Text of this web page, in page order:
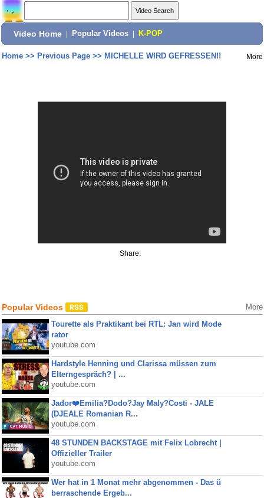
Video Home Popular Videos K-POP
Home>> Previous Page>> MICHELLE WIRD GEFRESSEN!! More
Share:
Popular Videos More
Tourette als Praktikant bei RTL: Jan wird Mode
rator
youtube.com
Hardstyle Henning und Clarissa müssen zum
Elterngespräch? | ...
youtube.com
Jador❤️Emilia?Dodo?Jay Maly?Costi - JALE
(DJEALE Romanian R...
youtube.com
48 STUNDEN BACKSTAGE mit Felix Lobrecht |
Offizieller Trailer
youtube.com
Wer hat in 1 Monat mehr abgenommen - Das ü
berraschende Ergeb...